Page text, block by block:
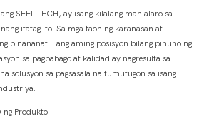
SFFILTECH, ay isang kilalang manlalaro sa
itatag ito. Sa mga taon ng karanasan at
pinananatili ang aming posisyon bilang pinuno ng
sa pagbabago at kalidad ay nagresulta sa
solusyon sa pagsasala na tumutugon sa isang
ng Produkto: